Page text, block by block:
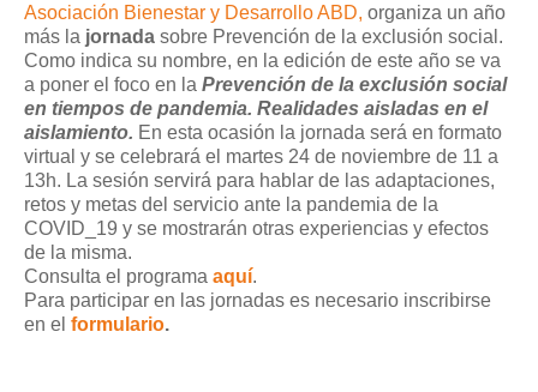
Asociación Bienestar y Desarrollo ABD, organiza un año
más la jornada sobre Prevención de la exclusión social.
Como indica su nombre, en la edición de este año se va
a poner el foco en la Prevención de la exclusión social
en tiempos de pandemia. Realidades aisladas en el
aislamiento. En esta ocasión la jornada será en formato
virtual y se celebrará el martes 24 de noviembre de 11 a
13h. La sesión servirá para hablar de las adaptaciones,
retos y metas del servicio ante la pandemia de la
COVID_19 y se mostrarán otras experiencias y efectos
de la misma.
Consulta el programa aquí.
Para participar en las jornadas es necesario inscribirse
en el formulario.